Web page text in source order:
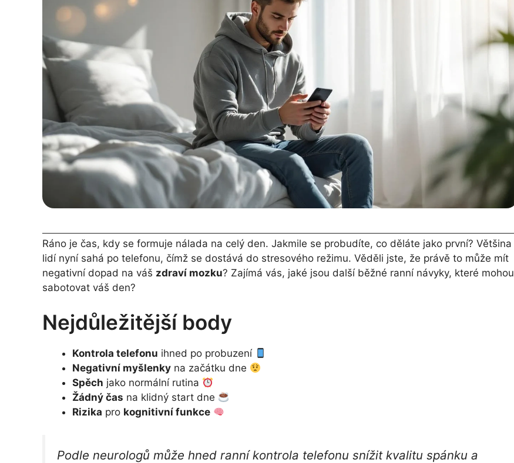
Ráno je čas, kdy se formuje nálada na celý den. Jakmile se probudíte, co děláte jako první? Většina
lidí nyní sahá po telefonu, čímž se dostává do stresového režimu. Věděli jste, že právě to může mít
negativní dopad na váš zdraví mozku? Zajímá vás, jaké jsou další běžné ranní návyky, které mohou
sabotovat váš den?
Nejdůležitější body
Kontrola telefonu ihned po probuzení
Negativní myšlenky na začátku dne
Spěch jako normální rutina
Žádný čas na klidný start dne
Rizika pro kognitivní funkce
Podle neurologů může hned ranní kontrola telefonu snížit kvalitu spánku a